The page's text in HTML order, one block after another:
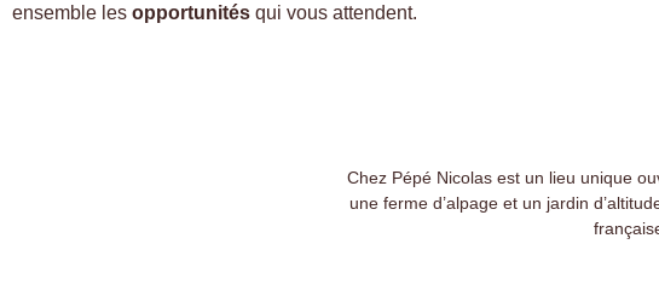
ensemble les opportunités qui vous attendent.
Chez Pépé Nicolas est un lieu unique
une ferme d’alpage et un jardin